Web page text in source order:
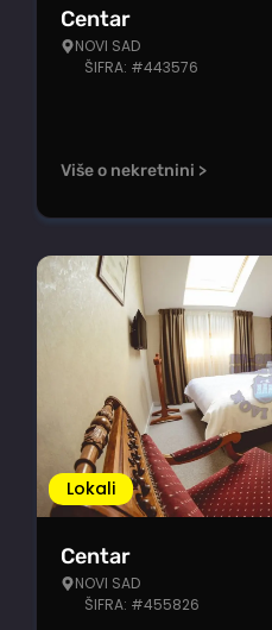
Centar
NOVI SAD
ŠIFRA: #443576
Više o nekretnini >
Lokali
Centar
NOVI SAD
ŠIFRA: #455826